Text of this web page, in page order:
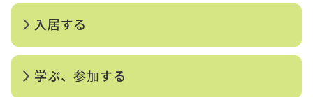
入居する
学ぶ、参加する